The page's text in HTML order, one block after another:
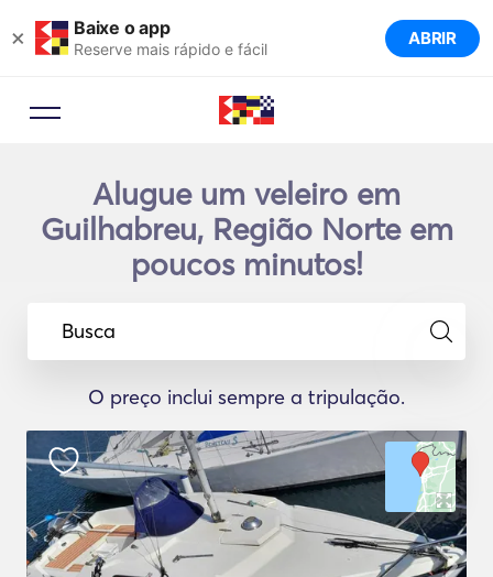
× Baixe o app
Reserve mais rápido e fácil ABRIR
Alugue um veleiro em
Guilhabreu, Região Norte em
poucos minutos!
Busca
O preço inclui sempre a tripulação.